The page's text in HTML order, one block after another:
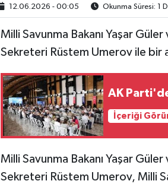
12.06.2026 - 00:05 Okunma Süresi: 1
Milli Savunma Bakanı Yaşar
Sekreteri Rüstem Umerov ile bir
AK
İçeriği
Milli Savunma Bakanı Yaşar
Sekreteri Rüstem Umerov, Milli